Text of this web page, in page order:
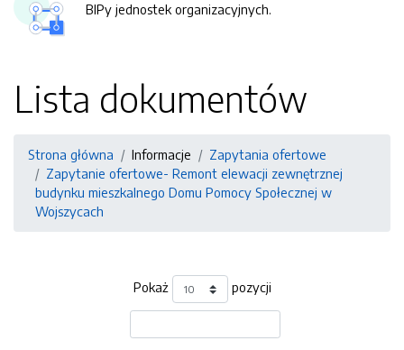
BIPy jednostek organizacyjnych.
Lista dokumentów
Strona główna Informacje
Zapytania ofertowe
Zapytanie ofertowe- Remont elewacji zewnętrznej
budynku mieszkalnego Domu Pomocy Społecznej w
Wojszycach
Pokaż pozycji